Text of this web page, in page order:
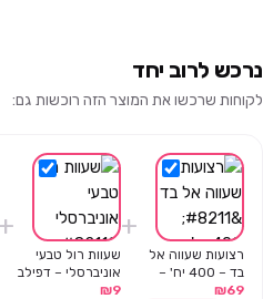
נרכש לרוב יחד
לקוחות שרכשו את המוצר הזה רוכשות גם:
רצועות שעווה אל
בד – 400 יח' –
דפילבוקס – דפילב
₪69
+
שעוות רול טבעי
אוניברסלי – דפילב
₪9
+